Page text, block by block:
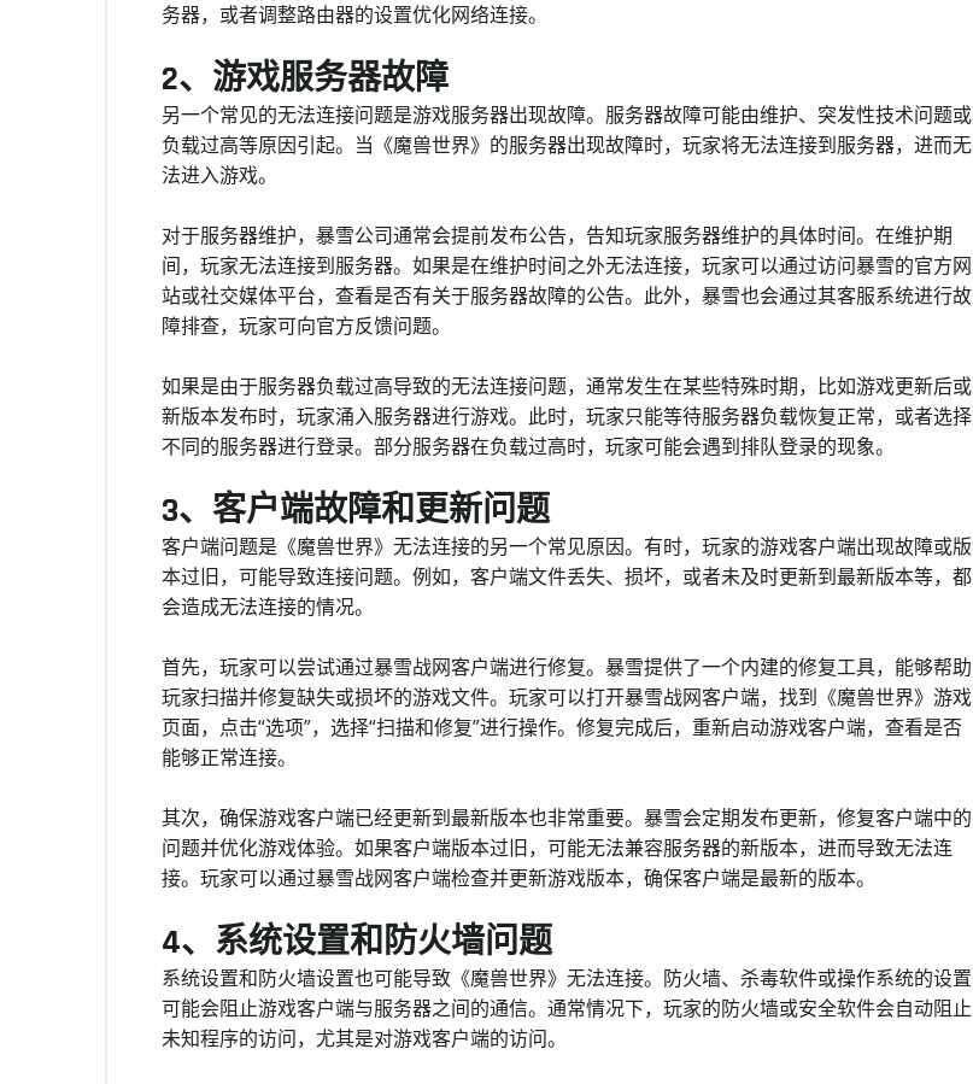
务器，或者调整路由器的设置优化网络连接。
2、游戏服务器故障
另一个常见的无法连接问题是游戏服务器出现故障。服务器故障可能由维护、突发性技术问题或
负载过高等原因引起。当《魔兽世界》的服务器出现故障时，玩家将无法连接到服务器，进而无
法进入游戏。
对于服务器维护，暴雪公司通常会提前发布公告，告知玩家服务器维护的具体时间。在维护期
间，玩家无法连接到服务器。如果是在维护时间之外无法连接，玩家可以通过访问暴雪的官方网
站或社交媒体平台，查看是否有关于服务器故障的公告。此外，暴雪也会通过其客服系统进行故
障排查，玩家可向官方反馈问题。
如果是由于服务器负载过高导致的无法连接问题，通常发生在某些特殊时期，比如游戏更新后或
新版本发布时，玩家涌入服务器进行游戏。此时，玩家只能等待服务器负载恢复正常，或者选择
不同的服务器进行登录。部分服务器在负载过高时，玩家可能会遇到排队登录的现象。
3、客户端故障和更新问题
客户端问题是《魔兽世界》无法连接的另一个常见原因。有时，玩家的游戏客户端出现故障或版
本过旧，可能导致连接问题。例如，客户端文件丢失、损坏，或者未及时更新到最新版本等，都
会造成无法连接的情况。
首先，玩家可以尝试通过暴雪战网客户端进行修复。暴雪提供了一个内建的修复工具，能够帮助
玩家扫描并修复缺失或损坏的游戏文件。玩家可以打开暴雪战网客户端，找到《魔兽世界》游戏
页面，点击“选项”，选择“扫描和修复”进行操作。修复完成后，重新启动游戏客户端，查看是否
能够正常连接。
其次，确保游戏客户端已经更新到最新版本也非常重要。暴雪会定期发布更新，修复客户端中的
问题并优化游戏体验。如果客户端版本过旧，可能无法兼容服务器的新版本，进而导致无法连
接。玩家可以通过暴雪战网客户端检查并更新游戏版本，确保客户端是最新的版本。
4、系统设置和防火墙问题
系统设置和防火墙设置也可能导致《魔兽世界》无法连接。防火墙、杀毒软件或操作系统的设置
可能会阻止游戏客户端与服务器之间的通信。通常情况下，玩家的防火墙或安全软件会自动阻止
未知程序的访问，尤其是对游戏客户端的访问。